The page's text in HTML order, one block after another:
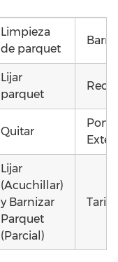
Limpieza
de parquet
Lijar
parquet
Quitar
Lijar
(Acuchillar)
y Barnizar
Parquet
(Parcial)